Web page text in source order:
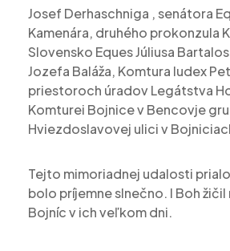
Josef Derhaschniga , senátora
Kamenára, druhého prokonzula
Slovensko Eques Júliusa
Jozefa Baláža, Komtura Iudex
priestoroch úradov Legátstva
Komturei Bojnice v Bencovje
Hviezdoslavovej ulici v
Tejto mimoriadnej udalosti
bolo príjemne slnečno. I Boh
Bojníc v ich veľkom dni.